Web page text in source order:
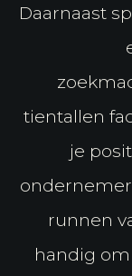
Daarnaast
tientallen
je
runnen
handig